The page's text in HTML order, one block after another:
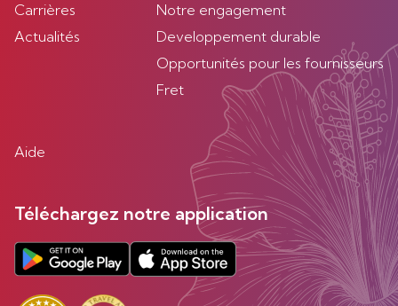
Carrières
Actualités
Notre engagement
Developpement durable
Opportunités pour les fournisseurs
Fret
Aide
Téléchargez notre application